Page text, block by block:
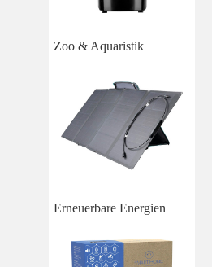
Zoo & Aquaristik
Erneuerbare Energien